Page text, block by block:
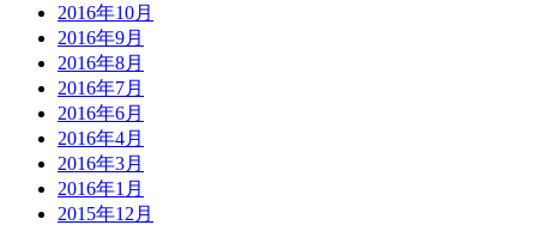
2016年10月
2016年9月
2016年8月
2016年7月
2016年6月
2016年4月
2016年3月
2016年1月
2015年12月